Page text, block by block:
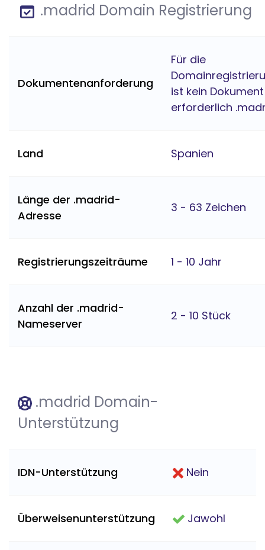
.madrid Domain Registrierung
Dokumentenanforderung
Für die
ist kein Dokument
erforderlich
Land Spanien
Länge der .madrid-
Adresse
3 - 63 Zeichen
Registrierungszeiträume 1 - 10 Jahr
Anzahl der .madrid-
Nameserver
2 - 10 Stück
.madrid Domain-
Unterstützung
IDN-Unterstützung Nein
Überweisenunterstützung Jawohl